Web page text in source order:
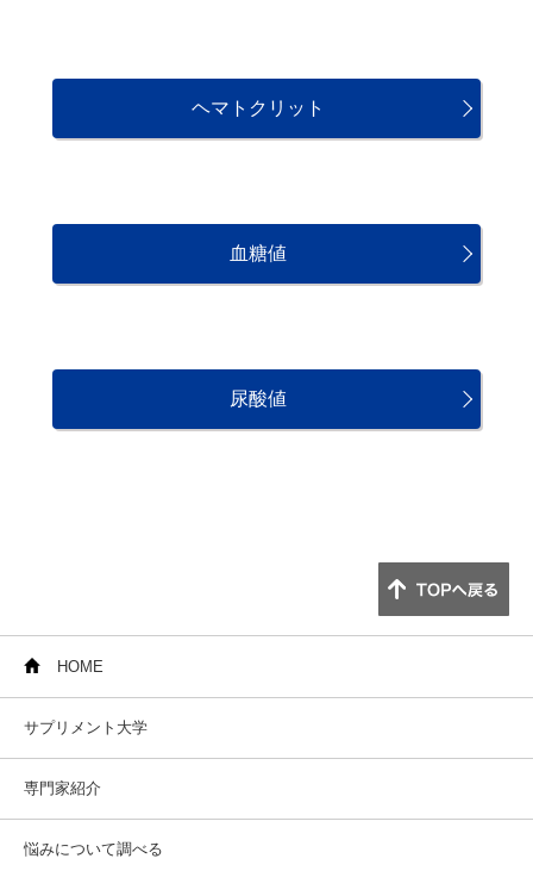
ヘマトクリット
血糖値
尿酸値
HOME
サプリメント大学
専門家紹介
悩みについて調べる